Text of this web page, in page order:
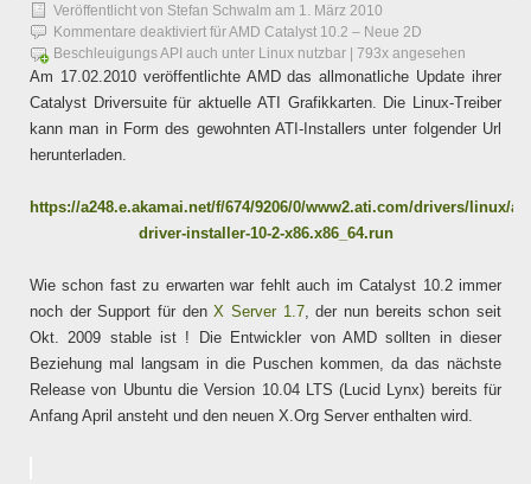
Veröffentlicht von Stefan Schwalm am 1. März 2010
Kommentare deaktiviert für AMD Catalyst 10.2 – Neue 2D
Beschleuigungs API auch unter Linux nutzbar | 793x angesehen
Am 17.02.2010 veröffentlichte AMD das allmonatliche Update ihrer
Catalyst Driversuite für aktuelle ATI Grafikkarten. Die Linux-Treiber
kann man in Form des gewohnten ATI-Installers unter folgender Url
herunterladen.
https://a248.e.akamai.net/f/674/9206/0/www2.ati.com/drivers/linux/
driver-installer-10-2-x86.x86_64.run
Wie schon fast zu erwarten war fehlt auch im Catalyst 10.2 immer
noch der Support für denX Server 1.7, der nun bereits schon seit
Okt. 2009 stable ist ! Die Entwickler von AMD sollten in dieser
Beziehung mal langsam in die Puschen kommen, da das nächste
Release von Ubuntu die Version 10.04 LTS (Lucid Lynx) bereits für
Anfang April ansteht und den neuen X.Org Server enthalten wird.